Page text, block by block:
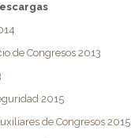
de Congresos 2013
2015
de Congresos 2015